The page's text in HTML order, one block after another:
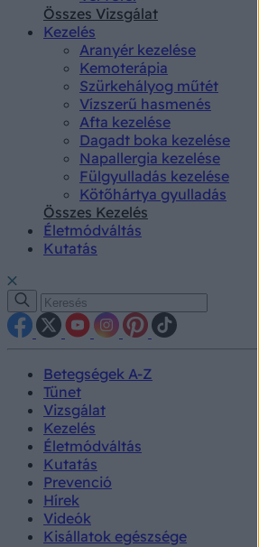
Összes Vizsgálat
Kezelés
Aranyér kezelése
Kemoterápia
Szürkehályog műtét
Vízszerű hasmenés
Afta kezelése
Dagadt boka kezelése
Napallergia kezelése
Fülgyulladás kezelése
Kötőhártya gyulladás
Összes Kezelés
Életmódváltás
Kutatás
Betegségek A-Z
Tünet
Vizsgálat
Kezelés
Életmódváltás
Kutatás
Prevenció
Hírek
Videók
Kisállatok egészsége